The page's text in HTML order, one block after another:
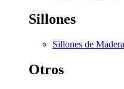
Sillones
Sillones de Madera
Otros